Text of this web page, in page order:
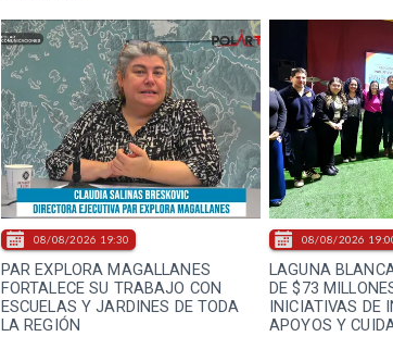
PAR EXPLORA MAGALLANES
FORTALECE SU TRABAJO CON
ESCUELAS Y JARDINES DE TODA
LA REGIÓN
08/08/2026 19:30
LAGUNA
DE $73
INICIATIVAS DE
APOYOS Y
08/08/2026